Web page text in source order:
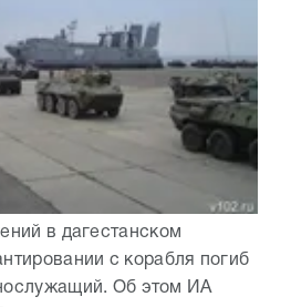
в дагестанском
с корабля погиб
Об этом ИА